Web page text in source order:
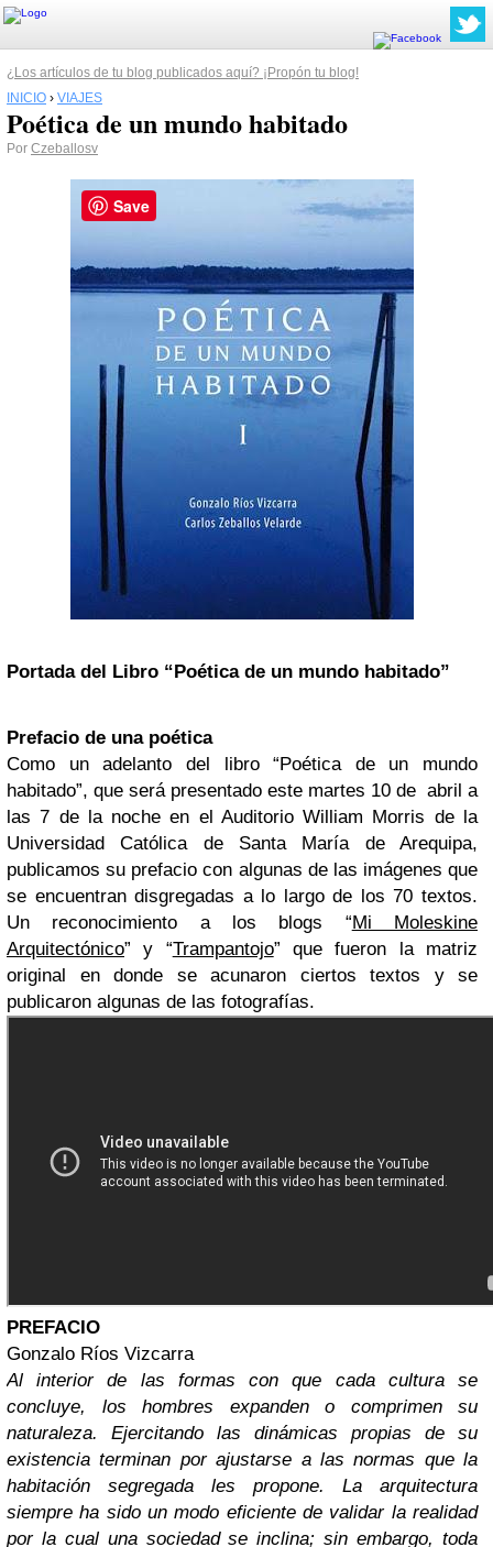
¿Los artículos de tu blog publicados aquí? ¡Propón tu blog!
INICIO › VIAJES
Poética de un mundo habitado
Por Czeballosv
Portada del Libro “Poética de un mundo habitado”
Prefacio de una poética
Como un adelanto del libro “Poética de un mundo
habitado”, que será presentado este martes 10 de abril a
las 7 de la noche en el Auditorio William Morris de la
Universidad Católica de Santa María de Arequipa,
publicamos su prefacio con algunas de las imágenes que
se encuentran disgregadas a lo largo de los 70 textos.
Un reconocimiento a los blogs “Mi Moleskine
Arquitectónico” y “Trampantojo” que fueron la matriz
original en donde se acunaron ciertos textos y se
publicaron algunas de las fotografías.
PREFACIO
Gonzalo Ríos Vizcarra
Al interior de las formas con que cada cultura se
concluye, los hombres expanden o comprimen su
naturaleza. Ejercitando las dinámicas propias de su
existencia terminan por ajustarse a las normas que la
habitación segregada les propone. La arquitectura
siempre ha sido un modo eficiente de validar la realidad
por la cual una sociedad se inclina; sin embargo, toda
Save